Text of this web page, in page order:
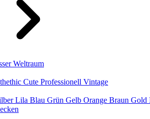
Weltraum
Cute Professionell Vintage
Lila Blau Grün Gelb Orange Braun Gold